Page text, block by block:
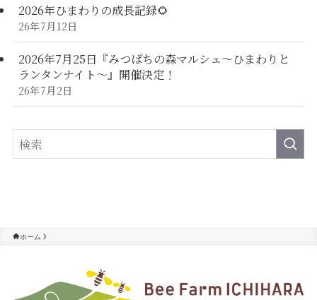
2026年ひまわりの成長記録🌻
26年7月12日
2026年7月25日『みつばちの森マルシェ～ひまわりと
ランタンナイト～』開催決定！
26年7月2日
ホーム